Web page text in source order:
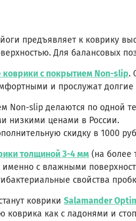
предъявляет к коврику
Для балансовых
коврики с покрытием Non-slip.
и прослужат долгие
Non-slip делаются по одной
низкими ценами в России.
скидку в 1000
толщиной 3-4 мм (на более
с влажными
свойства
коврики Salamander
коврика как с ладонями и